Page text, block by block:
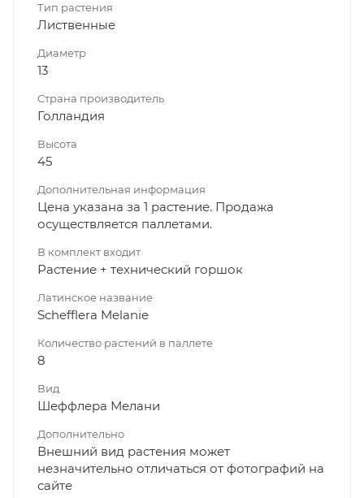
Тип растения
Лиственные
Диаметр
13
Страна производитель
Голландия
Высота
45
Дополнительная информация
Цена указана за 1 растение. Продажа
осуществляется паллетами.
В комплект входит
Растение + технический горшок
Латинское название
Schefflera Melanie
Количество растений в паллете
8
Вид
Шеффлера Мелани
Дополнительно
Внешний вид растения может
незначительно отличаться от фотографий на
сайте